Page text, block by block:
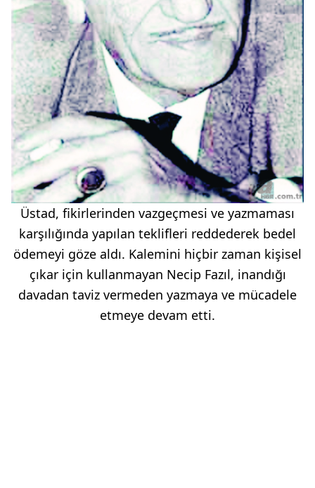
Üstad, fikirlerinden vazgeçmesi ve yazmaması
karşılığında yapılan teklifleri reddederek bedel
ödemeyi göze aldı. Kalemini hiçbir zaman kişisel
çıkar için kullanmayan Necip Fazıl, inandığı
davadan taviz vermeden yazmaya ve mücadele
etmeye devam etti.